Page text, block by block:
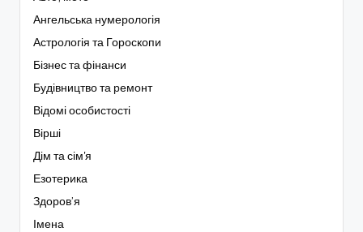
Ангельська нумерологія
Астрологія та Гороскопи
Бізнес та фінанси
Будівництво та ремонт
Відомі особистості
Вірші
Дім та сім'я
Езотерика
Здоров’я
Імена